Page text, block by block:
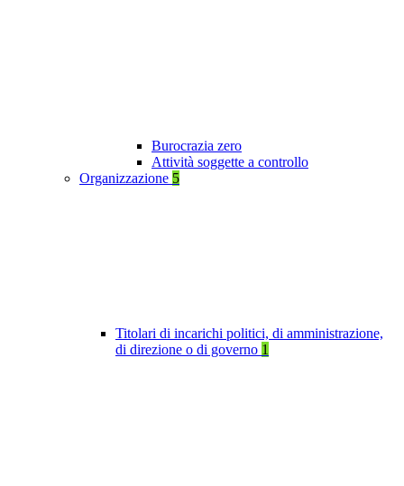
Burocrazia zero
Attività soggette a controllo
Organizzazione 5
Titolari di incarichi politici, di amministrazione,
di direzione o di governo 1